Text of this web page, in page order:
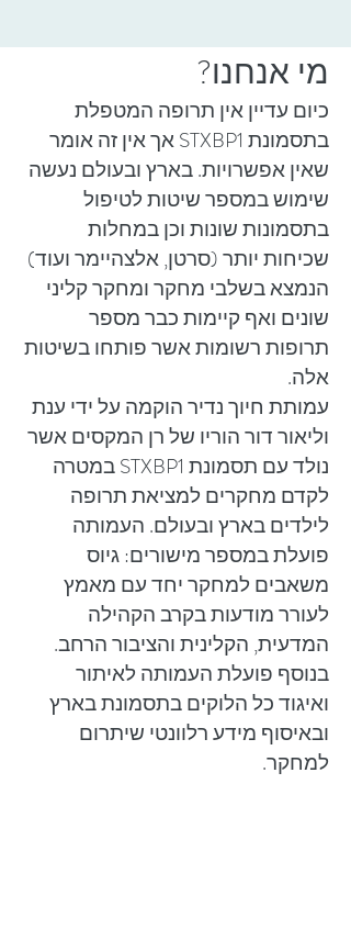
מי אנחנו?
כיום עדיין אין תרופה המטפלת
בתסמונת STXBP1 אך אין זה אומר
שאין אפשרויות. בארץ ובעולם נעשה
שימוש במספר שיטות לטיפול
בתסמונות שונות וכן במחלות
שכיחות יותר (סרטן, אלצהיימר ועוד)
הנמצא בשלבי מחקר ומחקר קליני
שונים ואף קיימות כבר מספר
תרופות רשומות אשר פותחו בשיטות
אלה.
עמותת חיוך נדיר הוקמה על ידי ענת
וליאור דור הוריו של רן המקסים אשר
נולד עם תסמונת STXBP1 במטרה
לקדם מחקרים למציאת תרופה
לילדים בארץ ובעולם. העמותה
פועלת במספר מישורים: גיוס
משאבים למחקר יחד עם מאמץ
לעורר מודעות בקרב הקהילה
המדעית, הקלינית והציבור הרחב.
בנוסף פועלת העמותה לאיתור
ואיגוד כל הלוקים בתסמונת בארץ
ובאיסוף מידע רלוונטי שיתרום
למחקר.